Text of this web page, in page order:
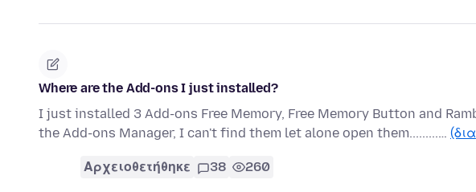
Where are the Add-ons I just installed?
I just installed 3 Add-ons Free Memory, Free Memory Button and
the Add-ons Manager, I can't find them let alone open them.........…
Αρχειοθετήθηκε 38 260